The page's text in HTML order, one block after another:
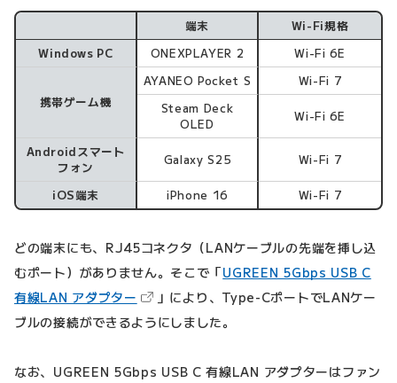
端末
Wi-Fi規格
Windows PC
ONEXPLAYER 2 Wi-Fi 6E
携帯ゲーム機
AYANEO Pocket S
Wi-Fi 7
Steam Deck
OLED
Wi-Fi 6E
Androidスマート
フォン
Galaxy S25 Wi-Fi 7
iOS端末 iPhone 16 Wi-Fi 7
どの端末にも、RJ45コネクタ（LANケーブルの先端を挿し込
むポート）がありません。そこで「UGREEN 5Gbps USB C
有線LAN アダプター （新しいタブで開きます）
」により、Type-CポートでLANケー
ブルの接続ができるようにしました。
なお、UGREEN 5Gbps USB C 有線LAN アダプターはファン